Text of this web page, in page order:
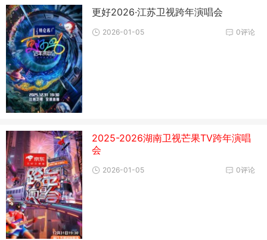
更好2026·江苏卫视跨年演唱会
0评论
2026-01-05
2025-2026湖南卫视芒果TV跨年演唱
会
0评论
2026-01-05